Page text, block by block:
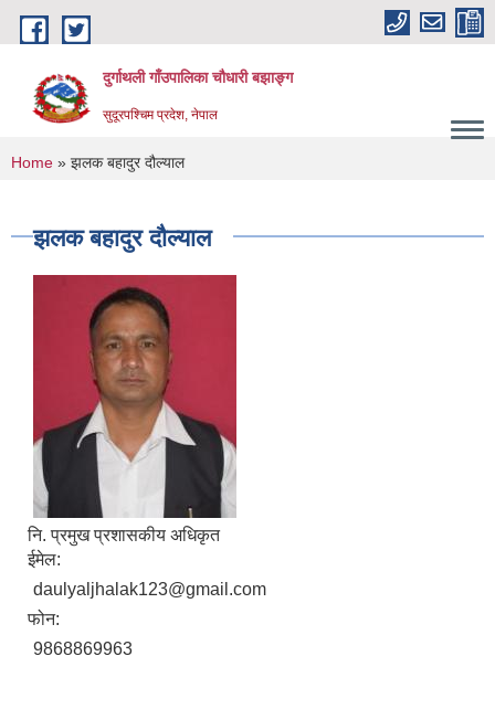
Skip to main content
दुर्गाथली गाँउपालिका चौधारी बझाङ्ग
सुदूरपश्चिम प्रदेश, नेपाल
You are here
Home » झलक बहादुर दौल्याल
झलक बहादुर दौल्याल
नि. प्रमुख प्रशासकीय अधिकृत
ईमेल:
daulyaljhalak123@gmail.com
फोन:
9868869963